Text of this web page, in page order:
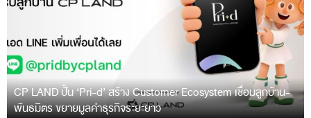
CP LAND ปั้น ‘Pri-d’ สร้าง Customer Ecosystem เชื่อมลูกบ้าน-
พันธมิตร ขยายมูลค่าธุรกิจระยะยาว